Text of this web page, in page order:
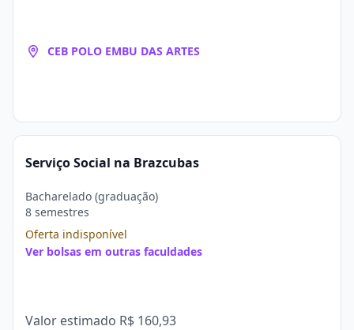
CEB POLO EMBU DAS ARTES
Serviço Social na Brazcubas
Bacharelado (graduação)
8 semestres
Oferta indisponível
Ver bolsas em outras faculdades
Valor estimado R$ 160,93